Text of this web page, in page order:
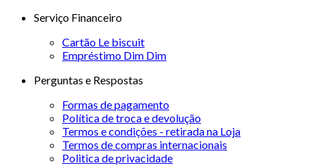
Serviço Financeiro
Cartão Le biscuit
Empréstimo Dim Dim
Perguntas e Respostas
Formas de pagamento
Política de troca e devolução
Termos e condições - retirada na Loja
Termos de compras internacionais
Politica de privacidade